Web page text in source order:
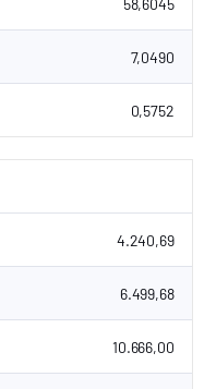
7,0490
0,5752
4.240,69
6.499,68
10.666,00